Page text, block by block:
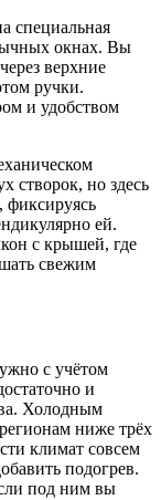
специальная
окнах. Вы
верхние
ручки.
и удобством
створок, но здесь
фиксируясь
ей.
с крышей, где
свежим
с учётом
и
Холодным
ниже трёх
климат совсем
подогрев.
под ним вы